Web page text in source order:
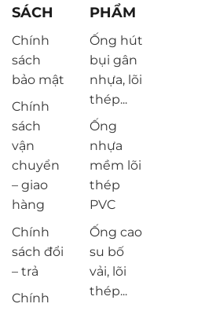
SÁCH
Chính
sách
bảo mật
Chính
sách
vận
chuyển
– giao
hàng
Chính
sách đổi
– trả
Chính
PHẨM
Ống hút
bụi gân
nhựa, lõi
thép...
Ống
nhựa
mềm lõi
thép
PVC
Ống cao
su bố
vải, lõi
thép...